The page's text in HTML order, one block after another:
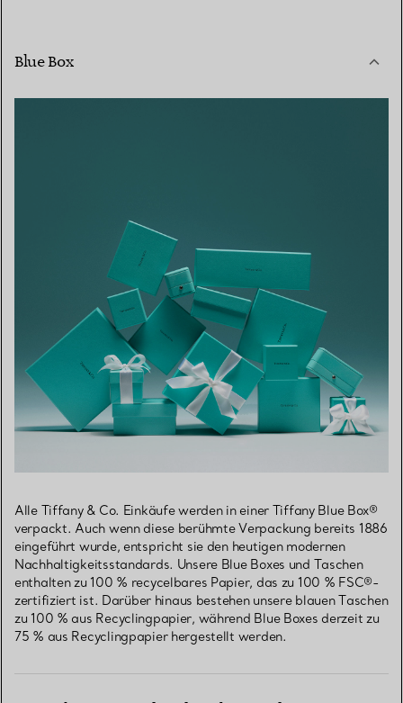
Blue Box
Alle Tiffany & Co. Einkäufe werden in einer Tiffany Blue Box®
verpackt. Auch wenn diese berühmte Verpackung bereits 1886
eingeführt wurde, entspricht sie den heutigen modernen
Nachhaltigkeitsstandards. Unsere Blue Boxes und Taschen
enthalten zu 100 % recycelbares Papier, das zu 100 % FSC®-
zertifiziert ist. Darüber hinaus bestehen unsere blauen Taschen
zu 100 % aus Recyclingpapier, während Blue Boxes derzeit zu
75 % aus Recyclingpapier hergestellt werden.